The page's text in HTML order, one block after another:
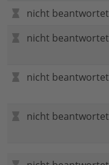
nicht beantwortet
nicht beantwortet
nicht beantwortet
nicht beantwortet